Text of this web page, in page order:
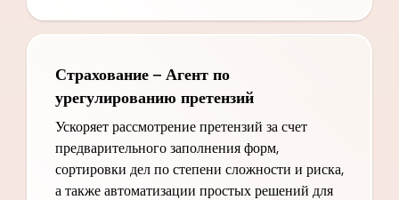
Страхование – Агент по
урегулированию претензий
Ускоряет рассмотрение претензий за счет
предварительного заполнения форм,
сортировки дел по степени сложности и риска,
а также автоматизации простых решений для